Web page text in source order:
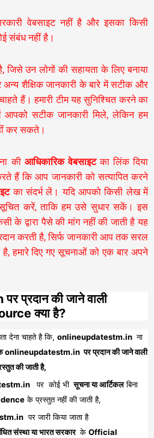
वेबसाइट नहीं है और इसका किसी
संबंध नहीं है।
जिसे उन लोगों की सहायता के लिए बनाया
शैक्षिक जानकारी के बारे में सटीक और
हैं। हमारी टीम यह सुनिश्चित करने का
सटीक जानकारी मिले, लेकिन हम
कर सकते।
की आधिकारिक वेबसाइटका लिंक दिया
हैं कि आप जानकारी को सत्यापित करने
का संदर्भ लें। यदि आपको किसी लेख में
सूचित करें, ताकि हम उसे सुधार सकें। इस
के द्वारा पैसे की मांग नहीं की जाती है यह
करती है,सिर्फ जानकारी आप तक सरल
है, हमारे दिए गए सूचनाओं को एक बार अपने
प्रदान की जाने वाली
क्या है?
देना चाहते है कि, onlineupdatestm.in ना
onlineupdatestm.in पर प्रदान की जाने वाली
की जाती है,
पर कोई भी सूचना या आर्टिकलबिना
के प्रस्तुत नहीं की जाती है,
पर जारी किया जाता है
संस्था या भारत सरकार के Official